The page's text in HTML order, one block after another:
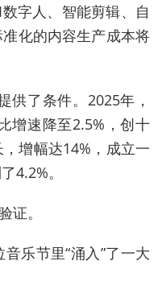
字人、智能剪辑、自
化的内容生产成本将
供了条件。2025年，
增速降至2.5%，创十
增幅达14%，成立一
4.2%。
证。
乐节里“涌入”了一大